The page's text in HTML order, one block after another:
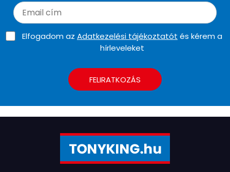
Elfogadom az Adatkezelési tájékoztatót és kérem a
hírleveleket
FELIRATKOZÁS